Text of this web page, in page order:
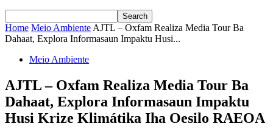
Home Meio Ambiente AJTL – Oxfam Realiza Media Tour Ba
Dahaat, Explora Informasaun Impaktu Husi...
Meio Ambiente
AJTL – Oxfam Realiza Media Tour Ba
Dahaat, Explora Informasaun Impaktu
Husi Krize Klimátika Iha Oesilo RAEOA